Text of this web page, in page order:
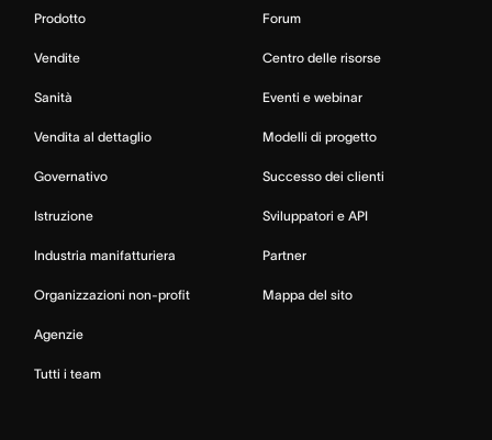
Prodotto
Vendite
Sanità
Vendita al dettaglio
Governativo
Istruzione
Industria manifatturiera
Organizzazioni non-profit
Agenzie
Tutti i team
Forum
Centro delle risorse
Eventi e webinar
Modelli di progetto
Successo dei clienti
Sviluppatori e API
Partner
Mappa del sito